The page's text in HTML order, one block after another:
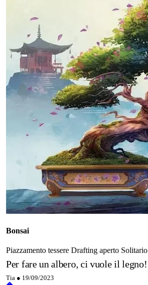
Bonsai
Piazzamento tessere Drafting aperto Solitario
Per fare un albero, ci vuole il legno!
Tia ● 19/09/2023